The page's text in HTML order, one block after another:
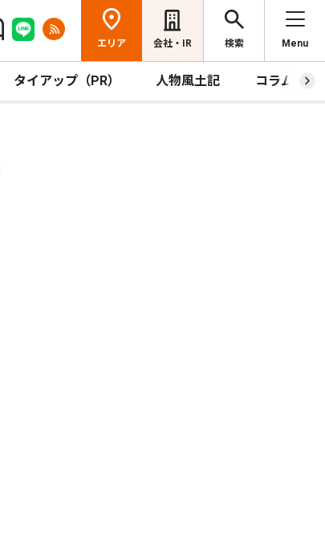
エリア 会社・IR 検索 Menu
タイアップ（PR） 人物風土記 コラム